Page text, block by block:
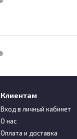
Клиентам
Вход в личный кабинет
О нас
Оплата и доставка